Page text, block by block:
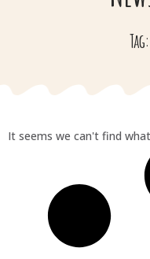
It seems we can't find